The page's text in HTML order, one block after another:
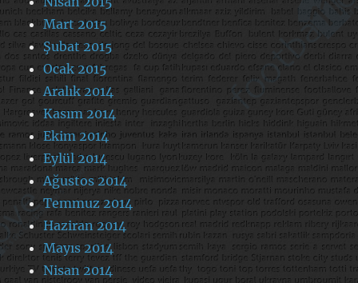
Mart 2015
Şubat 2015
Ocak 2015
Aralık 2014
Kasım 2014
Ekim 2014
Eylül 2014
Ağustos 2014
Temmuz 2014
Haziran 2014
Mayıs 2014
Nisan 2014